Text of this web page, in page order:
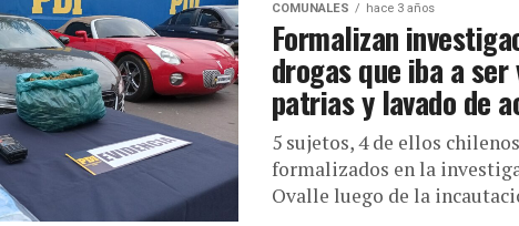
COMUNALES hace 3 años
Formalizan
drogas que iba a
patrias y lavado de
5 sujetos, 4 de ellos
formalizados en la
Ovalle luego de la